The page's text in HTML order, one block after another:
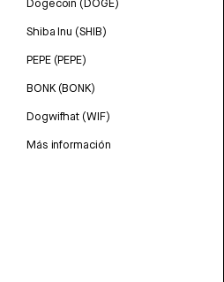
Dogecoin (DOGE)
Shiba Inu (SHIB)
PEPE (PEPE)
BONK (BONK)
Dogwifhat (WIF)
Más información